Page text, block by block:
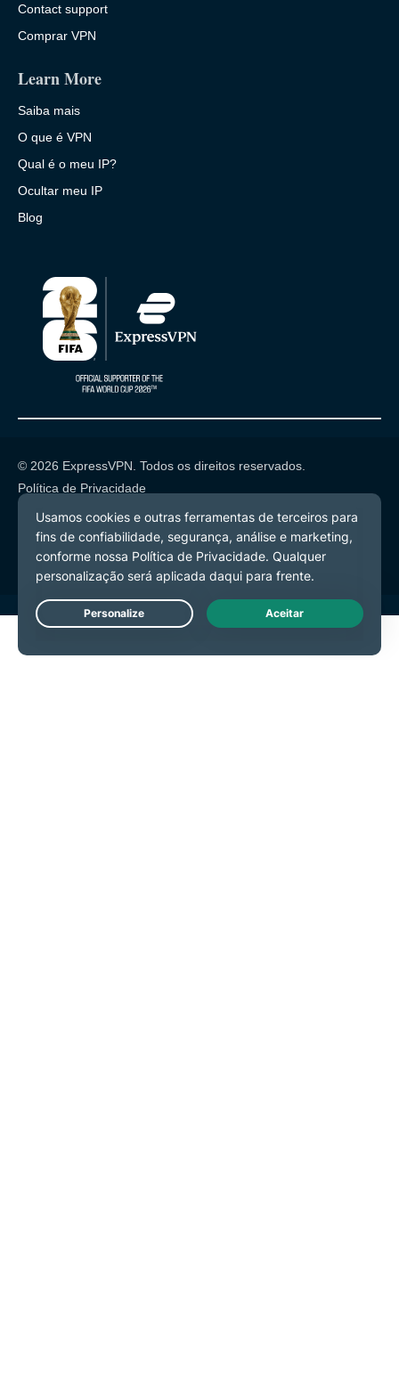
Contact support
Comprar VPN
Learn More
Saiba mais
O que é VPN
Qual é o meu IP?
Ocultar meu IP
Blog
© 2026 ExpressVPN. Todos os direitos reservados.
Política de Privacidade
Termos de Serviço
Preferências de Cookies
Live Chat